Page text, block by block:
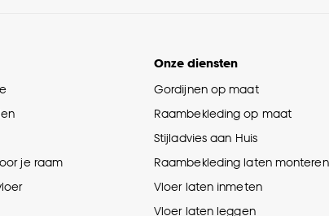
je raam
Onze diensten
Gordijnen op maat
Raambekleding op maat
Stijladvies aan Huis
Raambekleding laten monteren
Vloer laten inmeten
Vloer laten leggen